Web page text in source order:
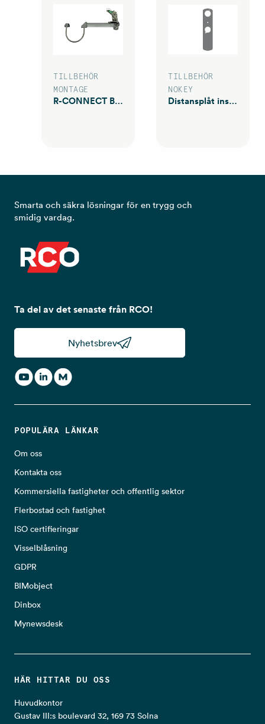
TILLBEHÖR
MONTAGE
R-CONNECT BA 13 Natur
TILLBEHÖR
NOKEY
Distansplåt insida
Ta del av det senaste från RCO!
Nyhetsbrev
Smarta och säkra lösningar för en trygg och
smidig vardag.
POPULÄRA LÄNKAR
Om oss
Kontakta oss
Kommersiella fastigheter och offentlig sektor
Flerbostad och fastighet
ISO certifieringar
Visselblåsning
GDPR
BIMobject
Dinbox
Mynewsdesk
HÄR HITTAR DU OSS
Huvudkontor
Gustav III:s boulevard 32, 169 73 Solna